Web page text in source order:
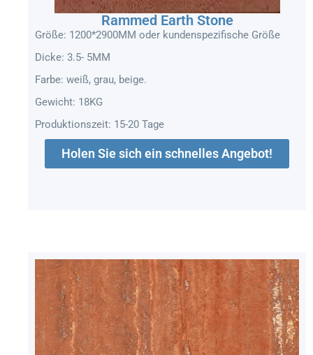
Rammed Earth Stone
Größe: 1200*2900MM oder kundenspezifische Größe
Dicke: 3.5- 5MM
Farbe: weiß, grau, beige.
Gewicht: 18KG
Produktionszeit: 15-20 Tage
Holen Sie sich ein schnelles Angebot!